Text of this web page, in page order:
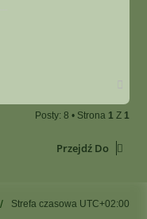
g
ó
Posty: 8 • Strona 1 Z 1
Przejdź Do
Strefa czasowa UTC+02:00